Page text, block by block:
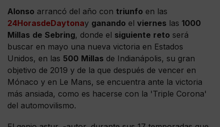
Alonso arrancó del año con triunfo en las
24HorasdeDaytonay ganando el viernes las 1000
Millas de Sebring, donde el siguiente reto será
buscar en mayo una nueva victoria en Estados
Unidos, en las 500 Millas de Indianápolis, su gran
objetivo de 2019 y de la que después de vencer en
Mónaco y en Le Mans, se encuentra ante la victoria
más ansiada, como es hacerse con la 'Triple Corona'
del automovilismo.